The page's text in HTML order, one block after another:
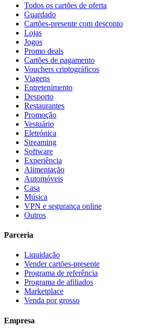
Todos os cartões de oferta
Guardado
Cartões-presente com desconto
Lojas
Jogos
Promo deals
Cartões de pagamento
Vouchers criptográficos
Viagens
Entretenimento
Desporto
Restaurantes
Promoção
Vestuário
Eletrónica
Streaming
Software
Experiência
Alimentação
Automóveis
Casa
Música
VPN e segurança online
Outros
Parceria
Liquidação
Vender cartões-presente
Programa de referência
Programa de afiliados
Marketplace
Venda por grosso
Empresa